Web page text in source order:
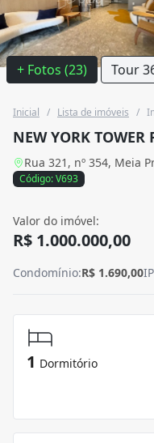
+ Fotos (23) Tour
Inicial / Lista de imóveis /
NEW YORK TOWER
Rua 321, nº 354, Meia
Código: V693
Valor do imóvel:
R$ 1.000.000,00
Condomínio:R$ 1.690,00
1 Dormitório